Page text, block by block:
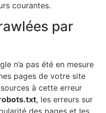
courantes.
par
n’a pas été en mesure
pages de votre site
à cette erreur
, les erreurs sur
des pages et les